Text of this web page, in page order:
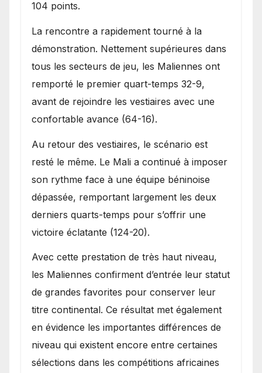
104 points.
La rencontre a rapidement tourné à la
démonstration. Nettement supérieures dans
tous les secteurs de jeu, les Maliennes ont
remporté le premier quart-temps 32-9,
avant de rejoindre les vestiaires avec une
confortable avance (64-16).
Au retour des vestiaires, le scénario est
resté le même. Le Mali a continué à imposer
son rythme face à une équipe béninoise
dépassée, remportant largement les deux
derniers quarts-temps pour s’offrir une
victoire éclatante (124-20).
Avec cette prestation de très haut niveau,
les Maliennes confirment d’entrée leur statut
de grandes favorites pour conserver leur
titre continental. Ce résultat met également
en évidence les importantes différences de
niveau qui existent encore entre certaines
sélections dans les compétitions africaines